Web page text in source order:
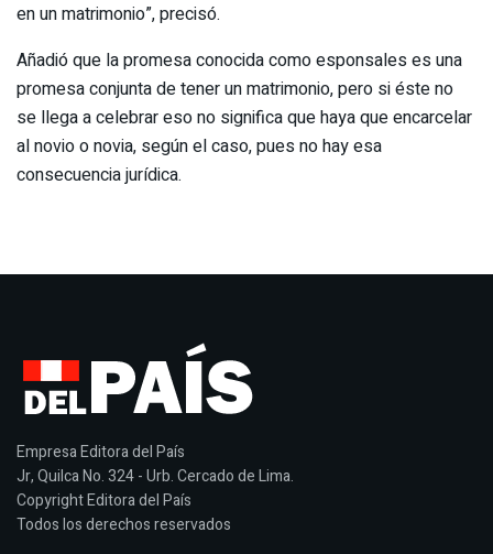
en un matrimonio”, precisó.
Añadió que la promesa conocida como esponsales es una
promesa conjunta de tener un matrimonio, pero si éste no
se llega a celebrar eso no significa que haya que encarcelar
al novio o novia, según el caso, pues no hay esa
consecuencia jurídica.
Empresa Editora del País
Jr, Quilca No. 324 - Urb. Cercado de Lima.
Copyright Editora del País
Todos los derechos reservados